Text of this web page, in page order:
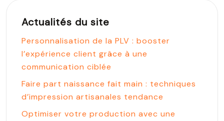
Actualités du site
Personnalisation de la PLV : booster
l’expérience client grâce à une
communication ciblée
Faire part naissance fait main : techniques
d’impression artisanales tendance
Optimiser votre production avec une